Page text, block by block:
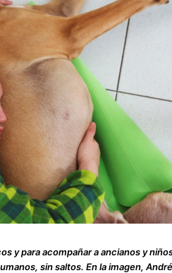
y para acompañar a ancianos y
sin saltos. En la imagen,